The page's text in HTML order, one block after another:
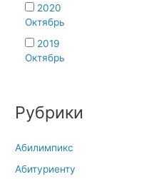
2020
Октябрь
2019
Октябрь
Рубрики
Абилимпикс
Абитуриенту